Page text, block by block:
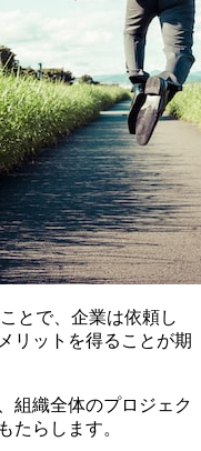
とで、企業は依頼し
リットを得ることが期
組織全体のプロジェク
たらします。